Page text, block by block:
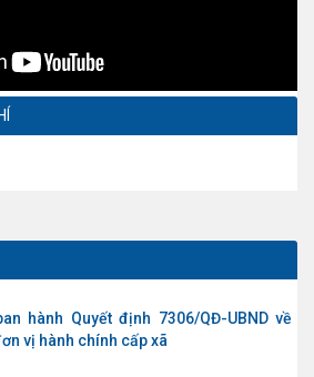
hành Quyết định 7306/QĐ-UBND về
vị hành chính cấp xã